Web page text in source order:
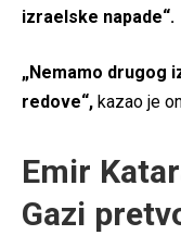
izraelske napade“.
„Nemamo drugog
redove“, kazao je
Emir
Gazi